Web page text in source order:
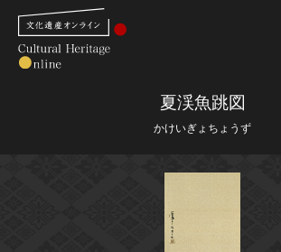
さらに詳細検索
夏渓魚跳図
かけいぎょちょうず